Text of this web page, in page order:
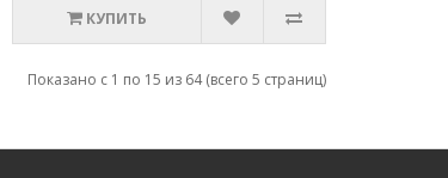
КУПИТЬ
Показано с 1 по 15 из 64 (всего 5 страниц)